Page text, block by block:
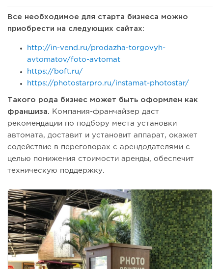
Все необходимое для старта бизнеса можно
приобрести на следующих сайтах:
http://in-vend.ru/prodazha-torgovyh-
avtomatov/foto-avtomat
https://boft.ru/
https://photostarpro.ru/instamat-photostar/
Такого рода бизнес может быть оформлен как
франшиза. Компания-франчайзер даст
рекомендации по подбору места установки
автомата, доставит и установит аппарат, окажет
содействие в переговорах с арендодателями с
целью понижения стоимости аренды, обеспечит
техническую поддержку.